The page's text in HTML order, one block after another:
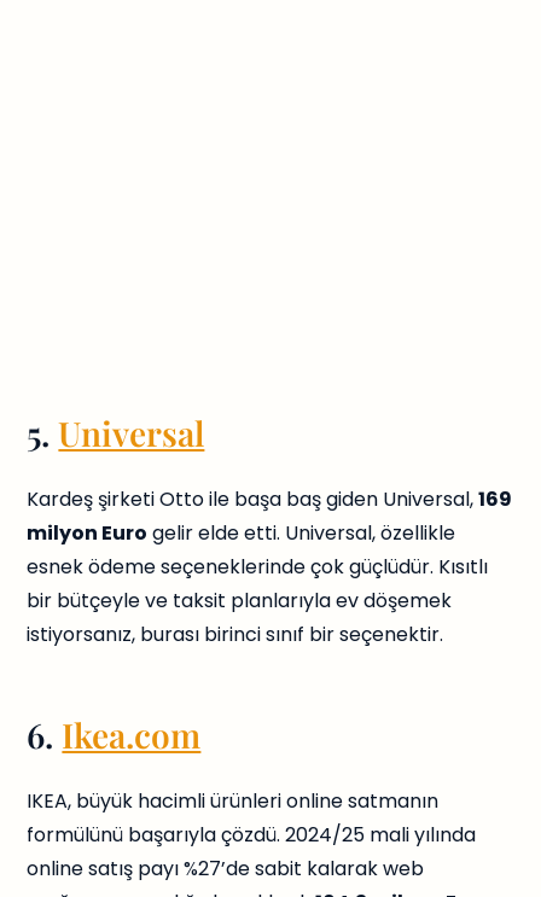
5.Universal
Kardeş şirketi Otto ile başa baş giden Universal,169
milyon Euro gelir elde etti. Universal, özellikle
esnek ödeme seçeneklerinde çok güçlüdür. Kısıtlı
bir bütçeyle ve taksit planlarıyla ev döşemek
istiyorsanız, burası birinci sınıf bir seçenektir.
6. Ikea.com
IKEA, büyük hacimli ürünleri online satmanın
formülünü başarıyla çözdü. 2024/25 mali yılında
online satış payı %27’de sabit kalarak web